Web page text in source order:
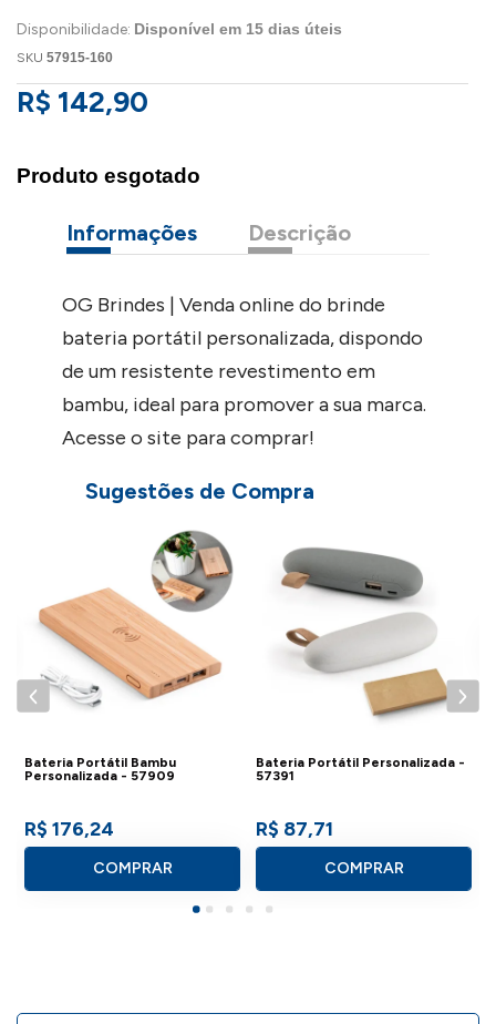
Disponibilidade: Disponível em 15 dias úteis
SKU 57915-160
R$ 142,90
Produto esgotado
Informações Descrição
OG Brindes | Venda online do brinde
bateria portátil personalizada, dispondo
de um resistente revestimento em
bambu, ideal para promover a sua marca.
Acesse o site para comprar!
Sugestões de Compra
Bateria Portátil Bambu
Personalizada - 57909
R$ 176,24
COMPRAR
Bateria Portátil Personalizada -
57391
R$ 87,71
COMPRAR